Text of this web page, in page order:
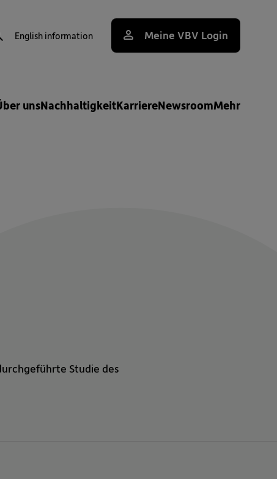
English information Meine VBV Login
unsNachhaltigkeitKarriereNewsroomMehr
Studie des